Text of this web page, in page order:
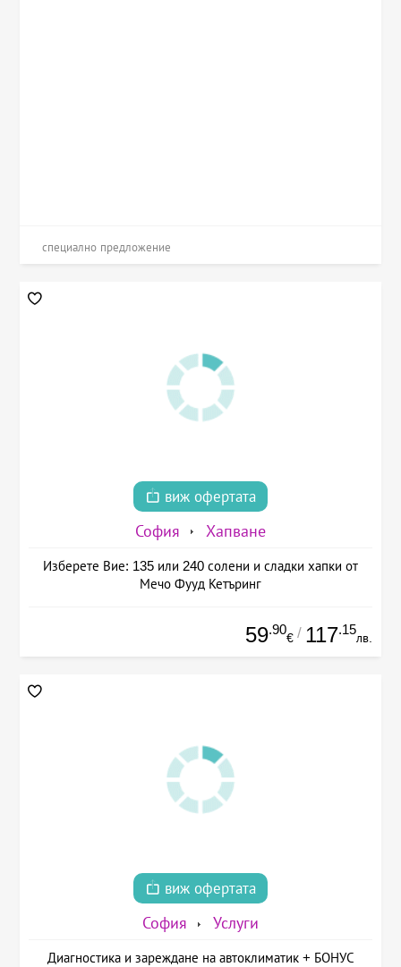
специално предложение
виж офертата
София Хапване
Изберете Вие: 135 или 240 солени и сладки хапки от
Мечо Фууд Кетъринг
59.90
€ / 117.15
лв.
виж офертата
София Услуги
Диагностика и зареждане на автоклиматик + БОНУС